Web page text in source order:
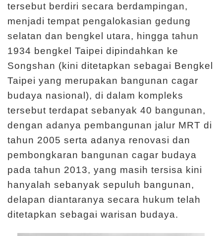
m
b
e
l
a
j
a
r
tersebut berdiri secara berdampingan,
menjadi tempat pengalokasian gedung
selatan dan bengkel utara, hingga tahun
1934 bengkel Taipei dipindahkan ke
Songshan (kini ditetapkan sebagai Bengkel
Taipei yang merupakan bangunan cagar
budaya nasional), di dalam kompleks
tersebut terdapat sebanyak 40 bangunan,
dengan adanya pembangunan jalur MRT di
tahun 2005 serta adanya renovasi dan
pembongkaran bangunan cagar budaya
pada tahun 2013, yang masih tersisa kini
hanyalah sebanyak sepuluh bangunan,
delapan diantaranya secara hukum telah
ditetapkan sebagai warisan budaya.